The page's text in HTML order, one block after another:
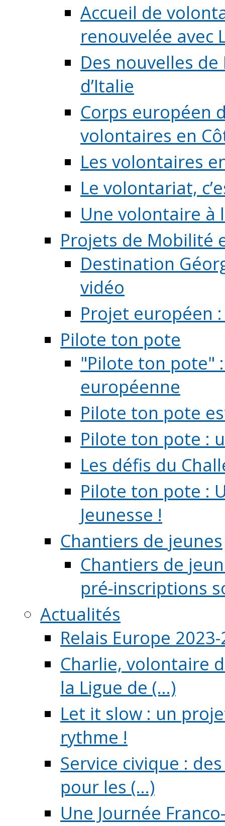
Accueil de
renouvelée avec
Des nouvelles
d’Italie
Corps européen
volontaires en
Les volontaires
Le volontariat,
Une volontaire à
Projets de Mobilité
Destination
vidéo
Projet européen
Pilote ton pote
"Pilote ton pote"
européenne
Pilote ton pote
Pilote ton pote :
Les défis du
Pilote ton pote :
Jeunesse !
Chantiers de jeunes
Chantiers de
pré-inscriptions
Actualités
Relais Europe
Charlie, volontaire
la Ligue de (...)
Let it slow : un
rythme !
Service civique :
pour les (...)
Une Journée